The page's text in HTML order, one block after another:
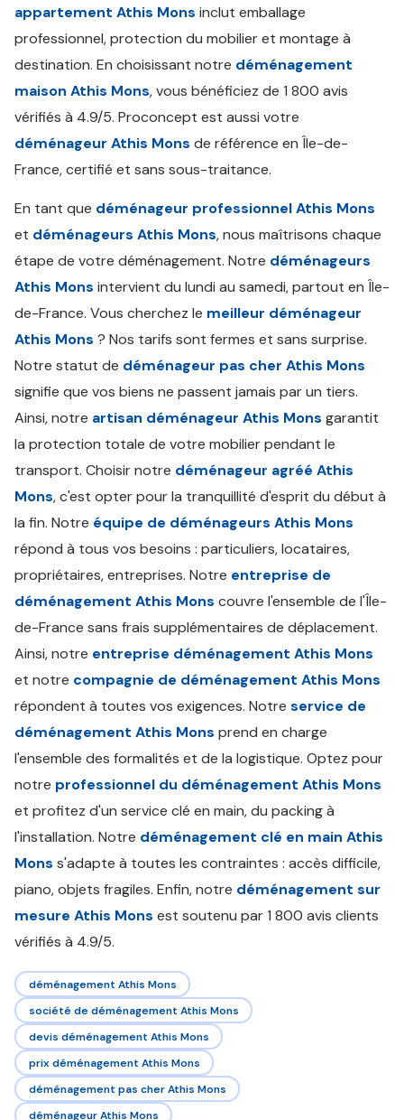
appartement Athis Mons inclut emballage
professionnel, protection du mobilier et montage à
destination. En choisissant notre déménagement
maison Athis Mons, vous bénéficiez de 1 800 avis
vérifiés à 4.9/5. Proconcept est aussi votre
déménageur Athis Mons de référence en Île-de-
France, certifié et sans sous-traitance.
En tant que déménageur professionnel Athis Mons
et déménageurs Athis Mons, nous maîtrisons chaque
étape de votre déménagement. Notre déménageurs
Athis Mons intervient du lundi au samedi, partout en Île-
de-France. Vous cherchez le meilleur déménageur
Athis Mons ? Nos tarifs sont fermes et sans surprise.
Notre statut de déménageur pas cher Athis Mons
signifie que vos biens ne passent jamais par un tiers.
Ainsi, notre artisan déménageur Athis Mons garantit
la protection totale de votre mobilier pendant le
transport. Choisir notre déménageur agréé Athis
Mons, c'est opter pour la tranquillité d'esprit du début à
la fin. Notre équipe de déménageurs Athis Mons
répond à tous vos besoins : particuliers, locataires,
propriétaires, entreprises. Notre entreprise de
déménagement Athis Mons couvre l'ensemble de l'Île-
de-France sans frais supplémentaires de déplacement.
Ainsi, notre entreprise déménagement Athis Mons
et notre compagnie de déménagement Athis Mons
répondent à toutes vos exigences. Notre service de
déménagement Athis Mons prend en charge
l'ensemble des formalités et de la logistique. Optez pour
notre professionnel du déménagement Athis Mons
et profitez d'un service clé en main, du packing à
l'installation. Notre déménagement clé en main Athis
Mons s'adapte à toutes les contraintes : accès difficile,
piano, objets fragiles. Enfin, notre déménagement sur
mesure Athis Mons est soutenu par 1 800 avis clients
vérifiés à 4.9/5.
déménagement Athis Mons
société de déménagement Athis Mons
devis déménagement Athis Mons
prix déménagement Athis Mons
déménagement pas cher Athis Mons
déménageur Athis Mons